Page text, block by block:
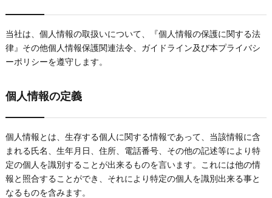
当社は、個人情報の取扱いについて、『個人情報の保護に関する法
律』その他個人情報保護関連法令、ガイドライン及び本プライバシ
ーポリシーを遵守します。
個人情報の定義
個人情報とは、生存する個人に関する情報であって、当該情報に含
まれる氏名、生年月日、住所、電話番号、その他の記述等により特
定の個人を識別することが出来るものを言います。これには他の情
報と照合することができ、それにより特定の個人を識別出来る事と
なるものを含みます。